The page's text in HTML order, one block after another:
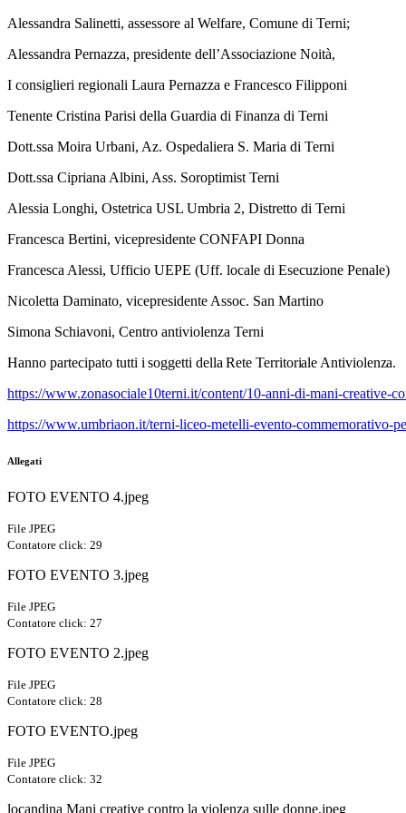
Alessandra Salinetti, assessore al Welfare, Comune di Terni;
Alessandra Pernazza, presidente dell’Associazione Noità,
I consiglieri regionali Laura Pernazza e Francesco Filipponi
Tenente Cristina Parisi della Guardia di Finanza di Terni
Dott.ssa Moira Urbani, Az. Ospedaliera S. Maria di Terni
Dott.ssa Cipriana Albini, Ass. Soroptimist Terni
Alessia Longhi, Ostetrica USL Umbria 2, Distretto di Terni
Francesca Bertini, vicepresidente CONFAPI Donna
Francesca Alessi, Ufficio UEPE (Uff. locale di Esecuzione Penale)
Nicoletta Daminato, vicepresidente Assoc. San Martino
Simona Schiavoni, Centro antiviolenza Terni
Hanno partecipato tutti i soggetti della Rete Territoriale Antiviolenza.
https://www.zonasociale10terni.it/content/10-anni-di-mani-creative-
https://www.umbriaon.it/terni-liceo-metelli-evento-commemorativo-
Allegati
FOTO EVENTO 4.jpeg
File JPEG
Contatore click: 29
FOTO EVENTO 3.jpeg
File JPEG
Contatore click: 27
FOTO EVENTO 2.jpeg
File JPEG
Contatore click: 28
FOTO EVENTO.jpeg
File JPEG
Contatore click: 32
locandina Mani creative contro la violenza sulle donne.jpeg